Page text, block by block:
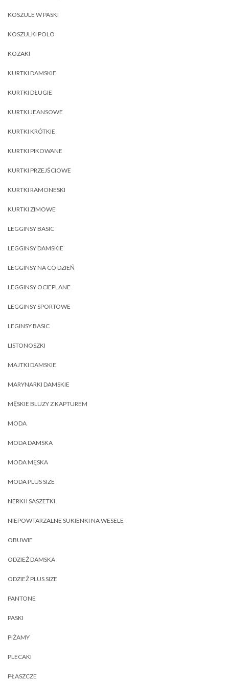
KOSZULE W PASKI
KOSZULKI POLO
KOZAKI
KURTKI DAMSKIE
KURTKI DŁUGIE
KURTKI JEANSOWE
KURTKI KRÓTKIE
KURTKI PIKOWANE
KURTKI PRZEJŚCIOWE
KURTKI RAMONESKI
KURTKI ZIMOWE
LEGGINSY BASIC
LEGGINSY DAMSKIE
LEGGINSY NA CO DZIEŃ
LEGGINSY OCIEPLANE
LEGGINSY SPORTOWE
LEGINSY BASIC
LISTONOSZKI
MAJTKI DAMSKIE
MARYNARKI DAMSKIE
MĘSKIE BLUZY Z KAPTUREM
MODA
MODA DAMSKA
MODA MĘSKA
MODA PLUS SIZE
NERKI I SASZETKI
NIEPOWTARZALNE SUKIENKI NA WESELE
OBUWIE
ODZIEŻ DAMSKA
ODZIEŻ PLUS SIZE
PANTONE
PASKI
PIŻAMY
PLECAKI
PŁASZCZE